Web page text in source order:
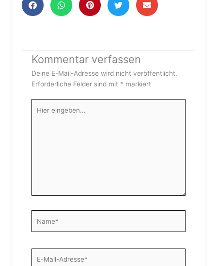
Kommentar verfassen
Deine E-Mail-Adresse wird nicht veröffentlicht.
Erforderliche Felder sind mit * markiert
eingeben…
Mail-